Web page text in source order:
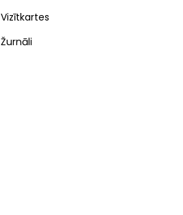
Vizītkartes
Žurnāli